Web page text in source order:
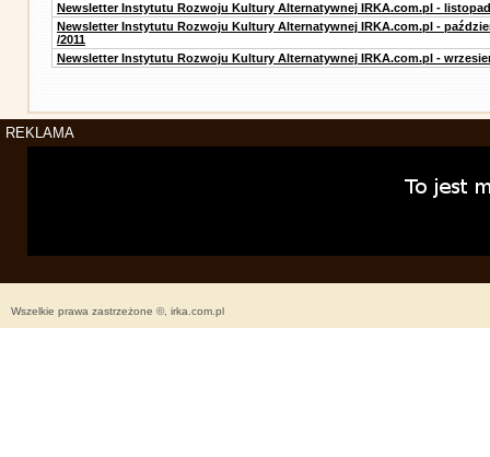
Newsletter Instytutu Rozwoju Kultury Alternatywnej IRKA.com.pl - listopad
Newsletter Instytutu Rozwoju Kultury Alternatywnej IRKA.com.pl -
/2011
Newsletter Instytutu Rozwoju Kultury Alternatywnej IRKA.com.pl -
REKLAMA
Wszelkie prawa zastrzeżone ©, irka.com.pl